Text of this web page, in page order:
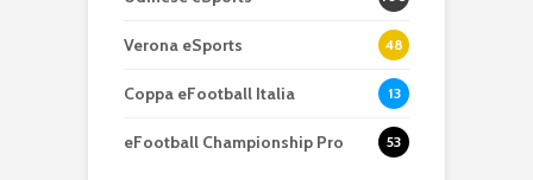
Verona eSports 48
Coppa eFootball Italia 13
eFootball Championship Pro 53